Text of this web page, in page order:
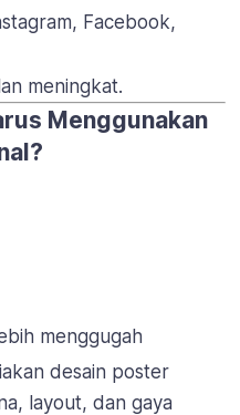
Facebook,
meningkat.
Menggunakan
menggugah
desain poster
layout, dan gaya